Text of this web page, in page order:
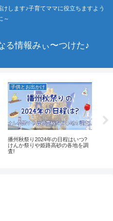
します♪子育てママに役立ちますよう
～
る情報みぃ〜つけた♪
子供とお出かけ
播州秋祭り2024年の日程はいつ?
けんか祭りや姫路高砂の各地を調
査!